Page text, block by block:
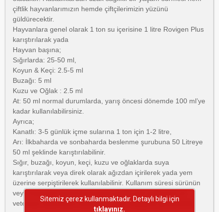
çiftlik hayvanlarımızın hemde çiftçilerimizin yüzünü
güldürecektir.
Hayvanlara genel olarak 1 ton su içerisine 1 litre Rovigen Plus
karıştırılarak yada
Hayvan başına;
Sığırlarda: 25-50 ml,
Koyun & Keçi: 2.5-5 ml
Buzağı: 5 ml
Kuzu ve Oğlak : 2.5 ml
At: 50 ml normal durumlarda, yarış öncesi dönemde 100 ml’ye
kadar kullanılabilirsiniz.
Ayrıca;
Kanatlı: 3-5 günlük içme sularına 1 ton için 1-2 litre,
Arı: İlkbaharda ve sonbaharda beslenme şurubuna 50 Litreye
50 ml şeklinde karıştırılabilinir.
Sığır, buzağı, koyun, keçi, kuzu ve oğlaklarda suya
karıştırılarak veya direk olarak ağızdan içirilerek yada yem
üzerine serpiştirilerek kullanılabilinir. Kullanım süresi sürünün
veya hayvanın genel durumuna yediği yem kalitesine ve
veteriner hekiminizin önerilerine göre değişiklik gösterebilir.
Sitemiz çerez kullanmaktadır. Detaylı bilgi için
tıklayınız.